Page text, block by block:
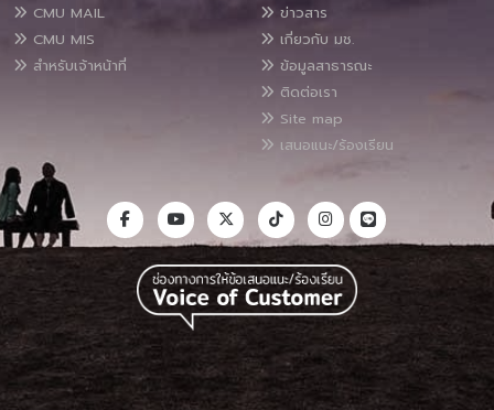
CMU MAIL
CMU MIS
สำหรับเจ้าหน้าที่
ข่าวสาร
เกี่ยวกับ มช.
ข้อมูลสาธารณะ
ติดต่อเรา
Site map
เสนอแนะ/ร้องเรียน